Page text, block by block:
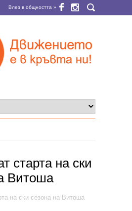
Влез в общността »
старта на ски
Витоша